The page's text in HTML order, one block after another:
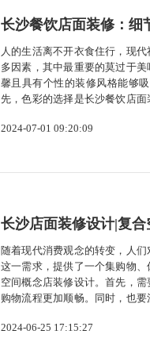
长沙餐饮店面装修：细
人的生活离不开衣食住行，现
多因素，其中最重要的莫过于
馨且具有个性的装修风格能够
先，色彩的选择是长沙餐饮店
得益彰，提升顾客的食欲。其次
2024-07-01 09:20:09
长沙店面装修设计|复合
随着现代消费观念的转变，人
这一需求，提供了一个集购物
空间概念店装修设计。首先，
购物流程更加顺畅。同时，也
妙的设计，如利用灯光、音乐等
2024-06-25 17:15:27